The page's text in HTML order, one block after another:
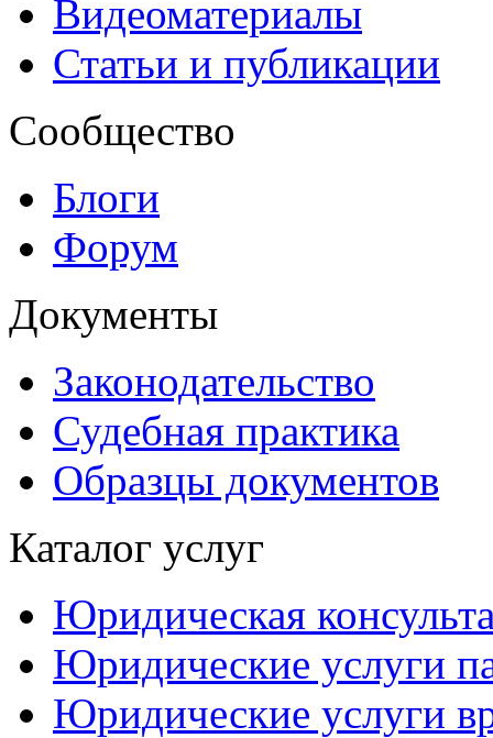
Видеоматериалы
Статьи и публикации
Сообщество
Блоги
Форум
Документы
Законодательство
Судебная практика
Образцы документов
Каталог услуг
Юридическая
Юридические услуги
Юридические услуги